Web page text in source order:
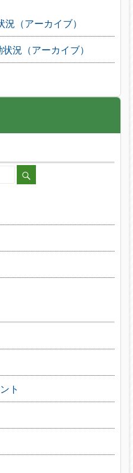
（アーカイブ）
況（アーカイブ）
ト